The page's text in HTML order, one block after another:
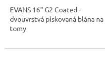
EVANS 16" G2 Coated -
dvouvrstvá pískovaná blána na
tomy